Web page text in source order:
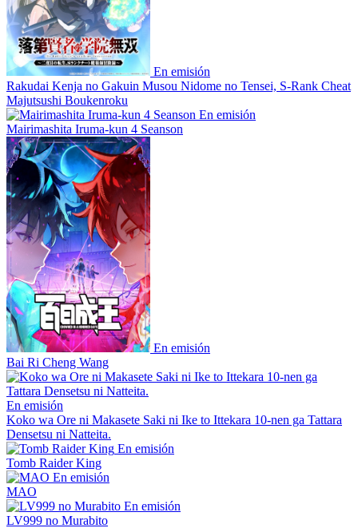
En emisión
Rakudai Kenja no Gakuin Musou Nidome no Tensei, S-Rank Cheat
Majutsushi Boukenroku
En emisión
Mairimashita Iruma-kun 4 Seanson
En emisión
Bai Ri Cheng Wang
En emisión
Koko wa Ore ni Makasete Saki ni Ike to Ittekara 10-nen ga Tattara
Densetsu ni Natteita.
En emisión
Tomb Raider King
En emisión
MAO
En emisión
LV999 no Murabito